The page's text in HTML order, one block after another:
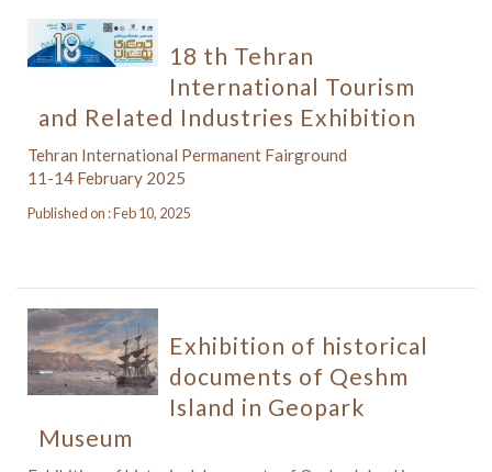
18 th Tehran
International Tourism
and Related Industries Exhibition
Tehran International Permanent Fairground
11-14 February 2025
Published on : Feb 10, 2025
Exhibition of historical
documents of Qeshm
Island in Geopark
Museum